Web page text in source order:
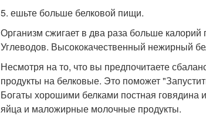
5. ешьте больше белковой пищи.
Организм сжигает в два раза больше
Углеводов. Высококачественный нежирный
Несмотря на то, что вы предпочитаете
продукты на белковые. Это поможет
Богаты хорошими белками постная
яйца и маложирные молочные продукты.